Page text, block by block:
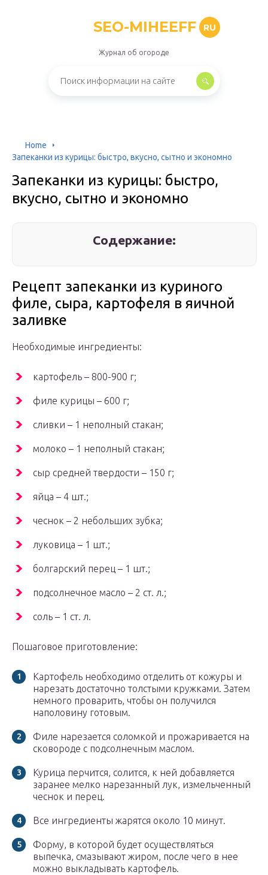
SEO-MIHEEFF RU
Журнал об огороде
Home
Запеканки из курицы: быстро, вкусно, сытно и экономно
Запеканки из курицы: быстро,
вкусно, сытно и экономно
Содержание:
Рецепт запеканки из куриного
филе, сыра, картофеля в яичной
заливке
Необходимые ингредиенты:
картофель – 800-900 г;
филе курицы – 600 г;
сливки – 1 неполный стакан;
молоко – 1 неполный стакан;
сыр средней твердости – 150 г;
яйца – 4 шт.;
чеснок – 2 небольших зубка;
луковица – 1 шт.;
болгарский перец – 1 шт.;
подсолнечное масло – 2 ст. л.;
соль – 1 ст. л.
Пошаговое приготовление:
Картофель необходимо отделить от кожуры и
нарезать достаточно толстыми кружками. Затем
немного проварить, чтобы он получился
наполовину готовым.
Филе нарезается соломкой и прожаривается на
сковороде с подсолнечным маслом.
Курица перчится, солится, к ней добавляется
заранее мелко нарезанный лук, измельченный
чеснок и перец.
Все ингредиенты жарятся около 10 минут.
Форму, в которой будет осуществляться
выпечка, смазывают жиром, после чего в нее
можно выкладывать картофель.